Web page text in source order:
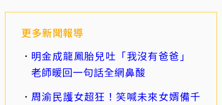
更多新聞報導
明金成龍鳳胎兒吐「我沒有爸爸」
老師暖回一句話全網鼻酸
周渝民護女超狂！笑喊未來女婿備千